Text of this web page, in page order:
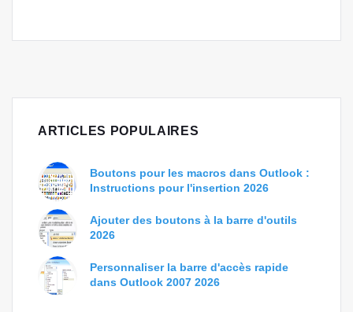
ARTICLES POPULAIRES
Boutons pour les macros dans Outlook :
Instructions pour l'insertion 2026
Ajouter des boutons à la barre d'outils
2026
Personnaliser la barre d'accès rapide
dans Outlook 2007 2026